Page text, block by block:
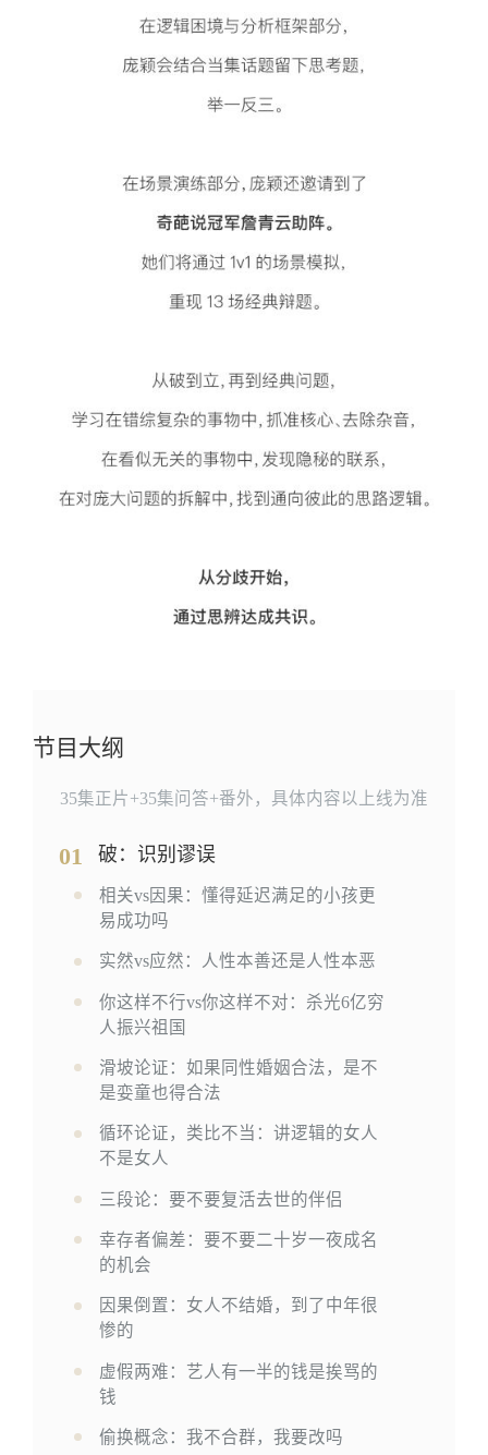
节目大纲
35集正片+35集问答+番外，具体内容以上线为准
01 破：识别谬误
相关vs因果：懂得延迟满足的小孩更
易成功吗
实然vs应然：人性本善还是人性本恶
你这样不行vs你这样不对：杀光6亿穷
人振兴祖国
滑坡论证：如果同性婚姻合法，是不
是娈童也得合法
循环论证，类比不当：讲逻辑的女人
不是女人
三段论：要不要复活去世的伴侣
幸存者偏差：要不要二十岁一夜成名
的机会
因果倒置：女人不结婚，到了中年很
惨的
虚假两难：艺人有一半的钱是挨骂的
钱
偷换概念：我不合群，我要改吗